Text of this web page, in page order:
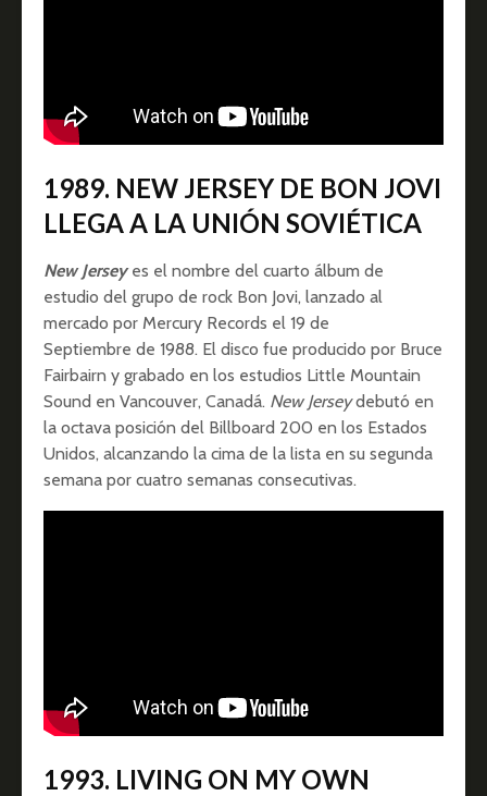
1989. NEW JERSEY DE BON JOVI
LLEGA A LA UNIÓN SOVIÉTICA
New Jerseyes el nombre del cuarto álbum de
estudio del grupo de rock Bon Jovi, lanzado al
mercado por Mercury Records el 19 de
Septiembre de 1988. El disco fue producido por Bruce
Fairbairn y grabado en los estudios Little Mountain
Sound en Vancouver, Canadá. New Jerseydebutó en
la octava posición del Billboard 200 en los Estados
Unidos, alcanzando la cima de la lista en su segunda
semana por cuatro semanas consecutivas.
1993. LIVING ON MY OWN